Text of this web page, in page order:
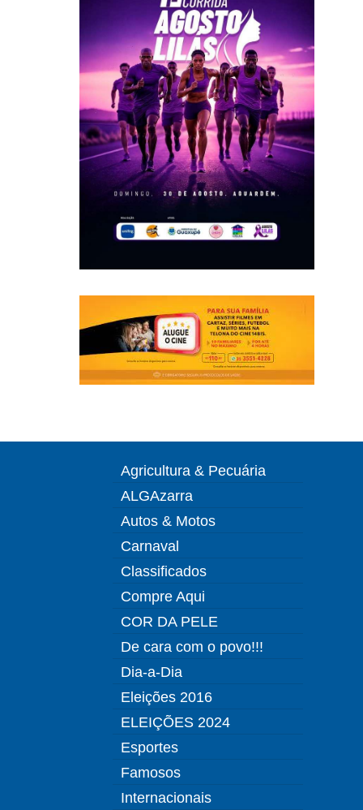
Agricultura & Pecuária
ALGAzarra
Autos & Motos
Carnaval
Classificados
Compre Aqui
COR DA PELE
De cara com o povo!!!
Dia-a-Dia
Eleições 2016
ELEIÇÕES 2024
Esportes
Famosos
Internacionais